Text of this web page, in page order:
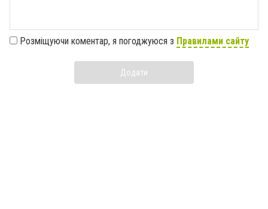
Розміщуючи коментар, я погоджуюся з Правилами сайту
Додати